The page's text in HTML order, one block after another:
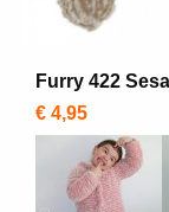
Furry 422
€ 4,95